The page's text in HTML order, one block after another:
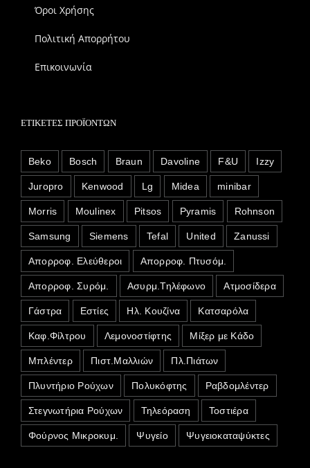
Όροι Χρήσης
Πολιτική Απορρήτου
Επικοινωνία
ΕΤΙΚΈΤΕΣ ΠΡΟΪΌΝΤΩΝ
Beko Bosch Braun Davoline F&U Izzy
Juropro Kenwood Lg Midea minibar
Morris Moulinex Pitsos Pyramis Rohnson
Samsung Siemens Tefal United Zanussi
Απορροφ. Ελεύθεροι Απορροφ. Πτυσόμ.
Απορροφ. Συρόμ. Ασυρμ.Τηλέφωνο Ατμοσίδερα
Γάστρα Εστίες Ηλ. Κουζίνα Κατσαρόλα
Καφ.Φίλτρου Λεμονοστίφτης Μίξερ με Κάδο
Μπλέντερ Πιστ.Μαλλιών Πλ.Πιάτων
Πλυντήριο Ρούχων Πολυκόφτης Ραβδομλέντερ
Στεγνωτήρια Ρούχων Τηλεόραση Τοστιέρα
Φούρνος Μικροκυμ. Ψυγείο Ψυγειοκαταψύκτες